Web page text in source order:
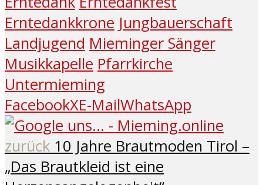
Erntedankkrone Jungbauerschaft
Landjugend Mieminger Sänger
Musikkapelle Pfarrkirche
Untermieming
FacebookXE-MailWhatsApp
zurück 10 Jahre Brautmoden Tirol –
„Das Brautkleid ist eine